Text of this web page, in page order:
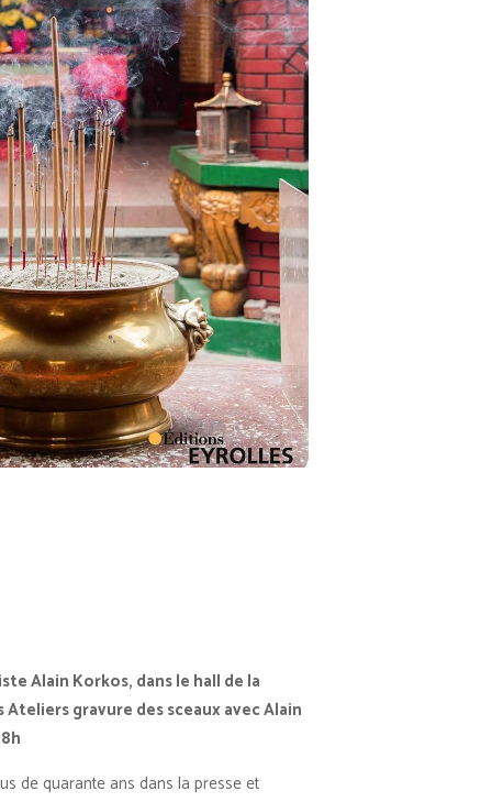
Alain Korkos, dans le hall de la
Ateliers gravure des sceaux avecAlain
de quarante ans dans la presse et